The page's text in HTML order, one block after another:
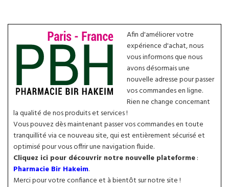
Afin d'améliorer votre
expérience d'achat, nous
vous informons que nous
avons désormais une
nouvelle adresse pour passer
vos commandes en ligne.
Rien ne change concernant
la qualité de nos produits et services !
Vous pouvez dès maintenant passer vos commandes en toute
tranquillité via ce nouveau site, qui est entièrement sécurisé et
optimisé pour vous offrir une navigation fluide.
Cliquez ici pour découvrir notre nouvelle plateforme:
Pharmacie Bir Hakeim.
Merci pour votre confiance et à bientôt sur notre site !